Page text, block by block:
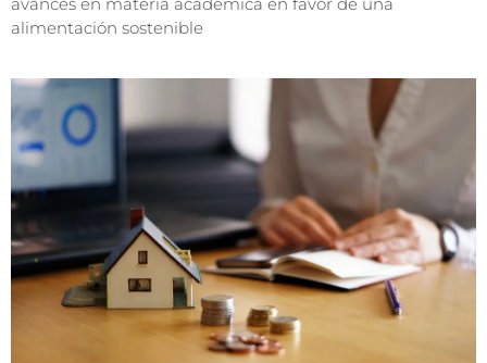
alimentación sostenible